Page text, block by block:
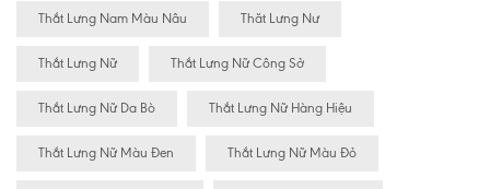
Thắt Lưng Nam Màu Nâu Thăt Lưng Nư
Thắt Lưng Nữ Thắt Lưng Nữ Công Sở
Thắt Lưng Nữ Da Bò Thắt Lưng Nữ Hàng Hiệu
Thắt Lưng Nữ Màu Đen Thắt Lưng Nữ Màu Đỏ